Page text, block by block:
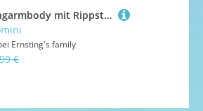
Baby Langarmbody mit Rippstruktur
Ernsting's family
€